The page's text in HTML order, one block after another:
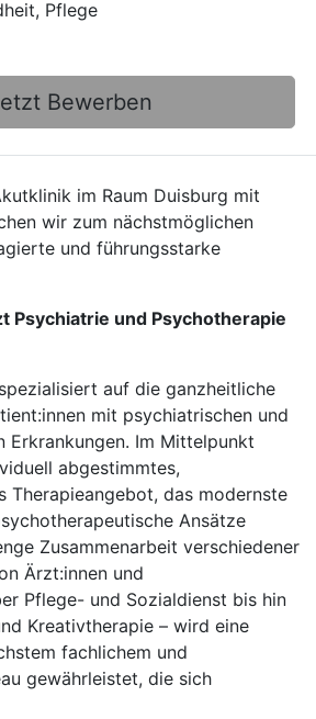
Pflege
Bewerben
im Raum Duisburg mit
wir zum nächstmöglichen
und führungsstarke
Psychiatrie und Psycho­therapie
auf die ganzheitliche
mit psychiatrischen und
Erkrankungen. Im Mittelpunkt
abgestimmtes,
Therapieangebot, das modernste
Ansätze
Zusammenarbeit verschiedener
Ärzt:innen und
Pflege- und Sozialdienst bis hin
Kreativtherapie – wird eine
fachlichem und
gewährleistet, die sich